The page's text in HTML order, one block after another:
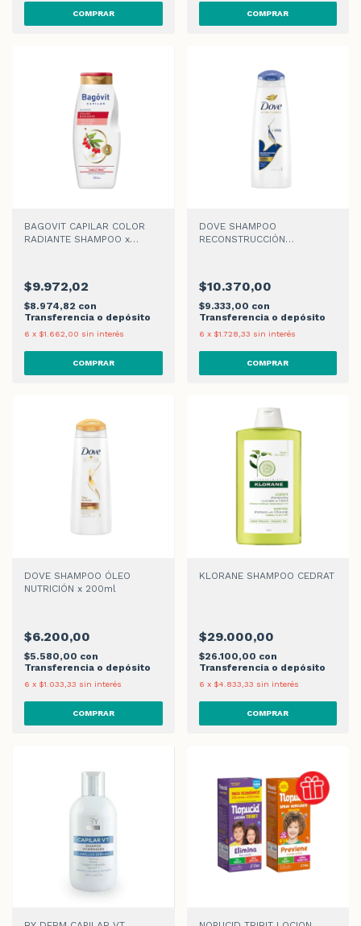
BAGOVIT CAPILAR COLOR
RADIANTE SHAMPOO x
$9.972,02
$8.974,82 con
Transferencia o depósito
6 x $1.662,00 sin interés
DOVE SHAMPOO
RECONSTRUCCIÓN
$10.370,00
$9.333,00 con
Transferencia o depósito
6 x $1.728,33 sin interés
DOVE SHAMPOO ÓLEO
NUTRICIÓN x 200ml
$6.200,00
$5.580,00 con
Transferencia o depósito
6 x $1.033,33 sin interés
KLORANE SHAMPOO CEDRAT
$29.000,00
$26.100,00 con
Transferencia o depósito
6 x $4.833,33 sin interés